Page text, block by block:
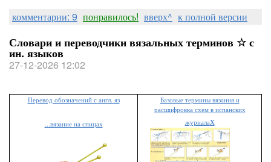
комментарии: 9 понравилось! вверх^ к полной версии
Словари и переводчики вязальных терминов ☆ с
ин. языков
27-12-2026 12:02
Перевод обозначений с англ. яз
...вязание на спицах
Базовые термины вязания и
расшифровка схем в испанских
журналах